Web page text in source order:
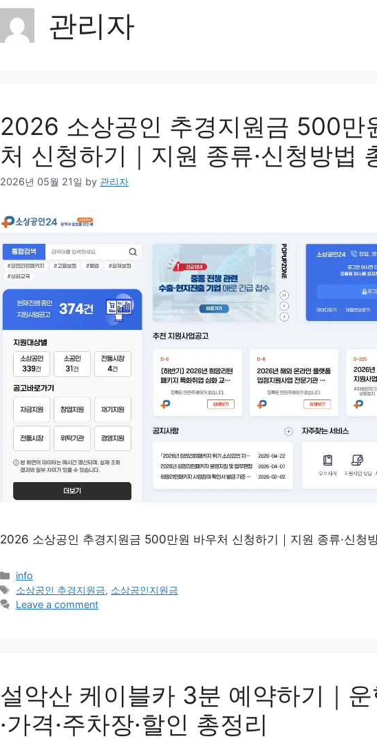
관리자
2026 소상공인 추경지원금 500만
처 신청하기｜지원 종류·신청방법
2026년 05월 21일 by 관리자
2026 소상공인 추경지원금 500만원 바우처 신청하기｜지원 종류·신청
Categories
info
Tags
소상공인 추경지원금, 소상공인지원금
Leave a comment
설악산 케이블카 3분 예약하기｜
·가격·주차장·할인 총정리